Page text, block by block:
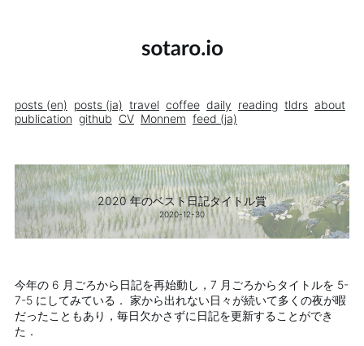
posts (en) posts (ja) travel coffee daily reading tldrs about
publication github CV Monnem feed (ja)
2020 年のベスト日記タイトル賞
2020-12-30
今年の 6 月ごろから日記を再始動し，7 月ごろからタイトルを 5-
7-5 にしてみている． 家から出れない日々が続いて多くの夜が暇
だったこともあり，毎日欠かさずに日記を更新することができ
た．